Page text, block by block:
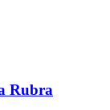
Rubra